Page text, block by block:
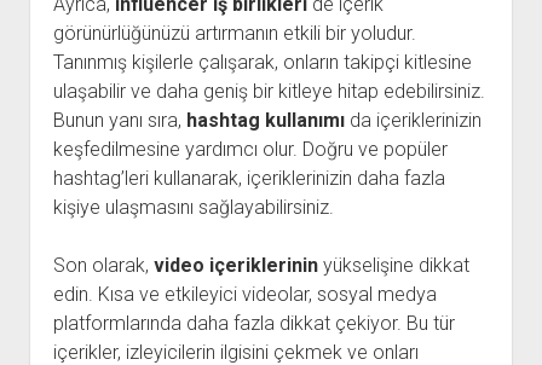
görünürlüğünüzü artırmanın etkili bir yoludur.
Tanınmış kişilerle çalışarak, onların takipçi kitlesine
ulaşabilir ve daha geniş bir kitleye hitap edebilirsiniz.
Bunun yanı sıra, hashtag kullanımıda içeriklerinizin
keşfedilmesine yardımcı olur. Doğru ve popüler
hashtag’leri kullanarak, içeriklerinizin daha fazla
kişiye ulaşmasını sağlayabilirsiniz.
Son olarak, video içeriklerininyükselişine dikkat
edin. Kısa ve etkileyici videolar, sosyal medya
platformlarında daha fazla dikkat çekiyor. Bu tür
içerikler, izleyicilerin ilgisini çekmek ve onları